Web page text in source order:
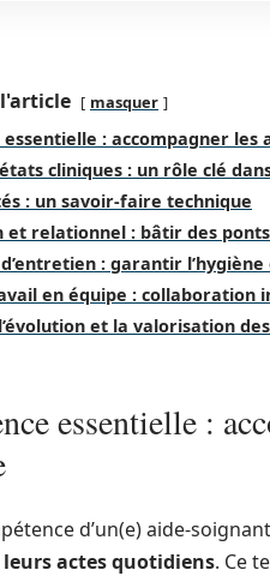
masquer
essentielle : accompagner les
cliniques : un rôle clé
: un savoir-faire technique
et relationnel : bâtir des
: garantir
en équipe : collaboration
et la valorisation
essentielle :
d’un(e) aide-
actes quotidiens. Ce